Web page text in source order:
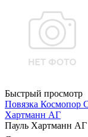
Быстрый просмотр
Повязка Космопор
Хартманн AГ
Пауль Хартманн AГ